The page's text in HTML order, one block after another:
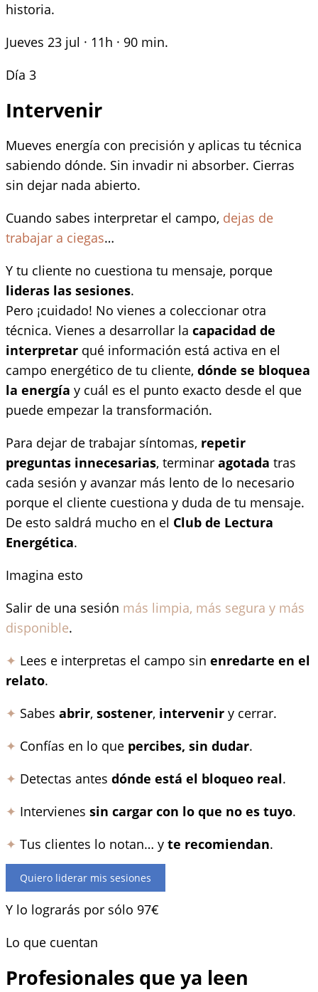
historia.
Jueves 23 jul · 11h · 90 min.
Día 3
Intervenir
Mueves energía con precisión y aplicas tu técnica
sabiendo dónde. Sin invadir ni absorber. Cierras
sin dejar nada abierto.
Cuando sabes interpretar el campo, dejas de
trabajar a ciegas…
Y tu cliente no cuestiona tu mensaje, porque
lideras las sesiones.
Pero ¡cuidado! No vienes a coleccionar otra
técnica. Vienes a desarrollar la capacidad de
interpretar qué información está activa en el
campo energético de tu cliente, dónde se bloquea
la energía y cuál es el punto exacto desde el que
puede empezar la transformación.
Para dejar de trabajar síntomas, repetir
preguntas innecesarias, terminar agotada tras
cada sesión y avanzar más lento de lo necesario
porque el cliente cuestiona y duda de tu mensaje.
De esto saldrá mucho en el Club de Lectura
Energética.
Imagina esto
Salir de una sesión más limpia, más segura y más
disponible.
✦ Lees e interpretas el campo sin enredarte en el
relato.
✦ Sabes abrir, sostener, intervenir y cerrar.
✦ Confías en lo que percibes, sin dudar.
✦ Detectas antes dónde está el bloqueo real.
✦ Intervienes sin cargar con lo que no es tuyo.
✦ Tus clientes lo notan… y te recomiendan.
Quiero liderar mis sesiones
Y lo lograrás por sólo 97€
Lo que cuentan
Profesionales que ya leen